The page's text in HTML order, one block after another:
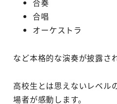
合奏
合唱
オーケストラ
など本格的な演奏が披露さ
高校生とは思えないレベル
場者が感動します。